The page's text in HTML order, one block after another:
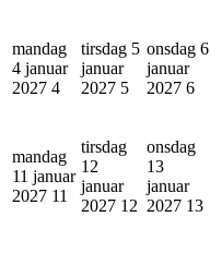
mandag
4 januar
2027 4
tirsdag 5
januar
2027 5
onsdag 6
januar
2027 6
mandag
11 januar
2027 11
tirsdag
12
januar
2027 12
onsdag
13
januar
2027 13